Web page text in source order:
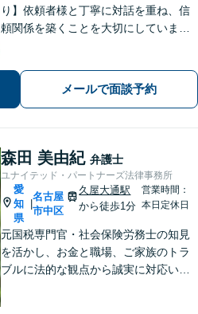
り】依頼者様と丁寧に対話を重ね、信
頼関係を築くことを大切にしていま
お任せください。納得感の高い、最善
の解決を目指して尽力いたします【土
メールで面談予約
森田 美由紀 弁護士
ユナイテッド・パートナーズ法律事務所
愛
知
県
|
名古屋
市中区
久屋大通駅
から徒歩1分
営業時間：
本日定休日
元国税専門官・社会保険労務士の知見
を活かし、お金と職場、ご家族のトラ
ブルに法的な観点から誠実に対応いた